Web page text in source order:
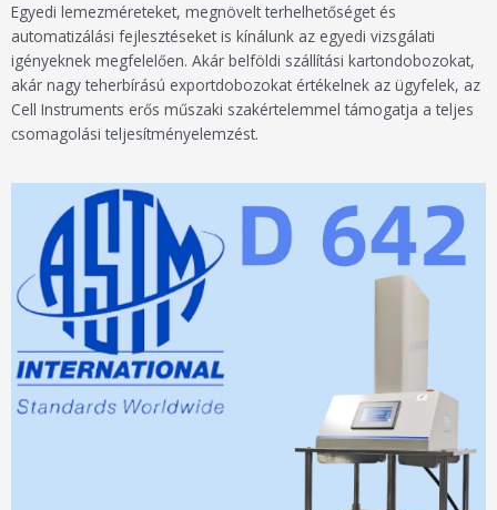
Egyedi lemezméreteket, megnövelt terhelhetőséget és
automatizálási fejlesztéseket is kínálunk az egyedi vizsgálati
igényeknek megfelelően. Akár belföldi szállítási kartondobozokat,
akár nagy teherbírású exportdobozokat értékelnek az ügyfelek, az
Cell Instruments erős műszaki szakértelemmel támogatja a teljes
csomagolási teljesítményelemzést.